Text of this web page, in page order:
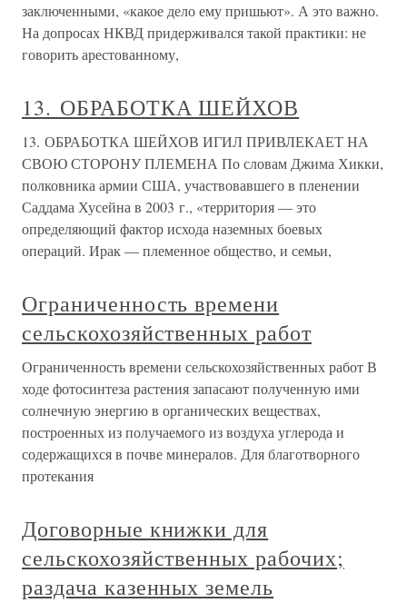
заключенными, «какое дело ему пришьют». А это важно.
На допросах НКВД придерживался такой практики: не
говорить арестованному,
13. ОБРАБОТКА ШЕЙХОВ
13. ОБРАБОТКА ШЕЙХОВ ИГИЛ ПРИВЛЕКАЕТ НА
СВОЮ СТОРОНУ ПЛЕМЕНА По словам Джима Хикки,
полковника армии США, участвовавшего в пленении
Саддама Хусейна в 2003 г., «территория — это
определяющий фактор исхода наземных боевых
операций. Ирак — племенное общество, и семьи,
Ограниченность времени
сельскохозяйственных работ
Ограниченность времени сельскохозяйственных работ В
ходе фотосинтеза растения запасают полученную ими
солнечную энергию в органических веществах,
построенных из получаемого из воздуха углерода и
содержащихся в почве минералов. Для благотворного
протекания
Договорные книжки для
сельскохозяйственных рабочих;
раздача казенных земель